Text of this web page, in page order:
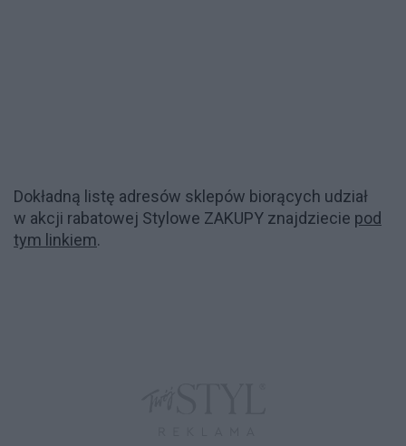
Dokładną listę adresów sklepów biorących udział
w akcji rabatowej Stylowe ZAKUPY znajdziecie pod
tym linkiem.